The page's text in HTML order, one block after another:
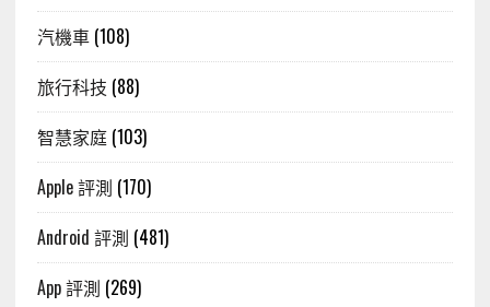
汽機車(108)
旅行科技 (88)
智慧家庭(103)
Apple 評測 (170)
Android 評測 (481)
App 評測 (269)